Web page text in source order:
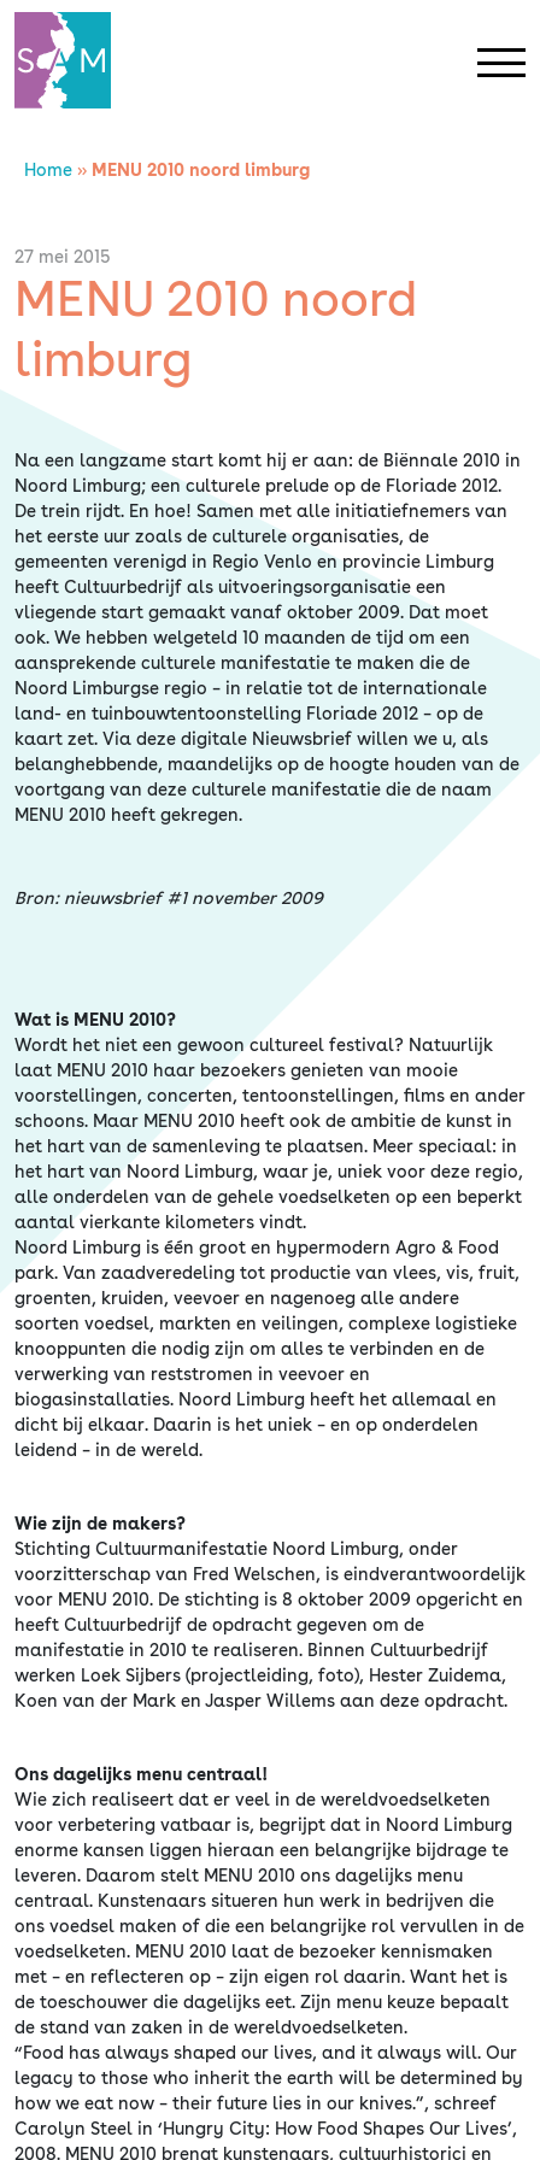
Home
Contact
SAM Limburg
Actueel
Overheid
Erfgoed
Home » MENU 2010 noord limburg
27 mei 2015
MENU 2010 noord
limburg
Na een langzame start komt hij er aan: de Biënnale 2010 in
Noord Limburg; een culturele prelude op de Floriade 2012.
De trein rijdt. En hoe! Samen met alle initiatiefnemers van
het eerste uur zoals de culturele organisaties, de
gemeenten verenigd in Regio Venlo en provincie Limburg
heeft Cultuurbedrijf als uitvoeringsorganisatie een
vliegende start gemaakt vanaf oktober 2009. Dat moet
ook. We hebben welgeteld 10 maanden de tijd om een
aansprekende culturele manifestatie te maken die de
Noord Limburgse regio – in relatie tot de internationale
land- en tuinbouwtentoonstelling Floriade 2012 – op de
kaart zet. Via deze digitale Nieuwsbrief willen we u, als
belanghebbende, maandelijks op de hoogte houden van de
voortgang van deze culturele manifestatie die de naam
MENU 2010 heeft gekregen.
Bron: nieuwsbrief #1 november 2009
Wat is MENU 2010?
Wordt het niet een gewoon cultureel festival? Natuurlijk
laat MENU 2010 haar bezoekers genieten van mooie
voorstellingen, concerten, tentoonstellingen, films en ander
schoons. Maar MENU 2010 heeft ook de ambitie de kunst in
het hart van de samenleving te plaatsen. Meer speciaal: in
het hart van Noord Limburg, waar je, uniek voor deze regio,
alle onderdelen van de gehele voedselketen op een beperkt
aantal vierkante kilometers vindt.
Noord Limburg is één groot en hypermodern Agro & Food
park. Van zaadveredeling tot productie van vlees, vis, fruit,
groenten, kruiden, veevoer en nagenoeg alle andere
soorten voedsel, markten en veilingen, complexe logistieke
knooppunten die nodig zijn om alles te verbinden en de
verwerking van reststromen in veevoer en
biogasinstallaties. Noord Limburg heeft het allemaal en
dicht bij elkaar. Daarin is het uniek – en op onderdelen
leidend – in de wereld.
Wie zijn de makers?
Stichting Cultuurmanifestatie Noord Limburg, onder
voorzitterschap van Fred Welschen, is eindverantwoordelijk
voor MENU 2010. De stichting is 8 oktober 2009 opgericht en
heeft Cultuurbedrijf de opdracht gegeven om de
manifestatie in 2010 te realiseren. Binnen Cultuurbedrijf
werken Loek Sijbers (projectleiding, foto), Hester Zuidema,
Koen van der Mark en Jasper Willems aan deze opdracht.
Ons dagelijks menu centraal!
Wie zich realiseert dat er veel in de wereldvoedselketen
voor verbetering vatbaar is, begrijpt dat in Noord Limburg
enorme kansen liggen hieraan een belangrijke bijdrage te
leveren. Daarom stelt MENU 2010 ons dagelijks menu
centraal. Kunstenaars situeren hun werk in bedrijven die
ons voedsel maken of die een belangrijke rol vervullen in de
voedselketen. MENU 2010 laat de bezoeker kennismaken
met – en reflecteren op – zijn eigen rol daarin. Want het is
de toeschouwer die dagelijks eet. Zijn menu keuze bepaalt
de stand van zaken in de wereldvoedselketen.
“Food has always shaped our lives, and it always will. Our
legacy to those who inherit the earth will be determined by
how we eat now – their future lies in our knives.”, schreef
Carolyn Steel in ‘Hungry City: How Food Shapes Our Lives’,
2008. MENU 2010 brengt kunstenaars, cultuurhistorici en